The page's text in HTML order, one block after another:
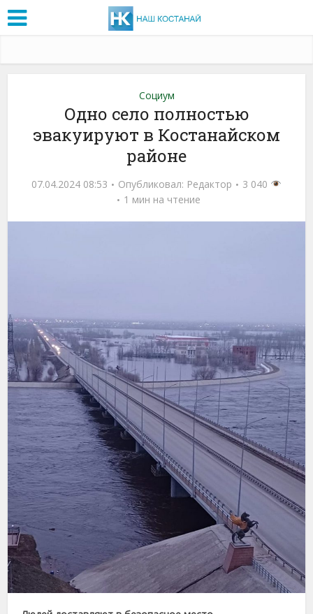
Социум
Одно село полностью
эвакуируют в Костанайском
районе
07.04.2024 08:53 Опубликовал: Редактор
3 040
1 мин на чтение